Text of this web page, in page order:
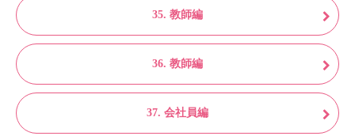
35. 教師編
36. 教師編
37. 会社員編